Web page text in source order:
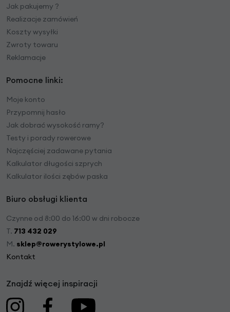
Jak pakujemy ?
Realizacje zamówień
Koszty wysyłki
Zwroty towaru
Reklamacje
Pomocne linki:
Moje konto
Przypomnij hasło
Jak dobrać wysokość ramy?
Testy i porady rowerowe
Najczęściej zadawane pytania
Kalkulator długości szprych
Kalkulator ilości zębów paska
Biuro obsługi klienta
Czynne od 8:00 do 16:00 w dni robocze
T. 713 432 029
M. sklep@rowerystylowe.pl
Kontakt
Znajdź więcej inspiracji